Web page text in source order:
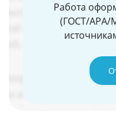
Работа
(ГОСТ/APA/